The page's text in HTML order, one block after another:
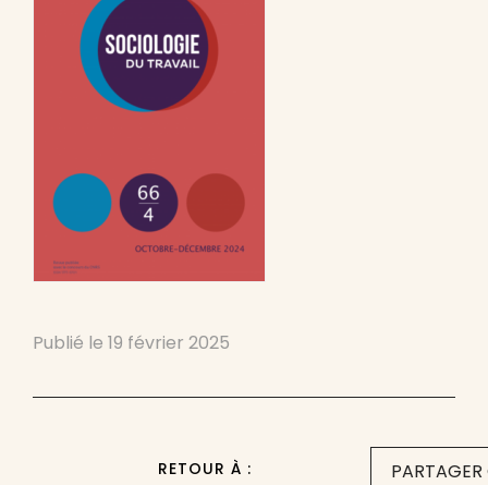
Publié le 19 février 2025
RETOUR À :